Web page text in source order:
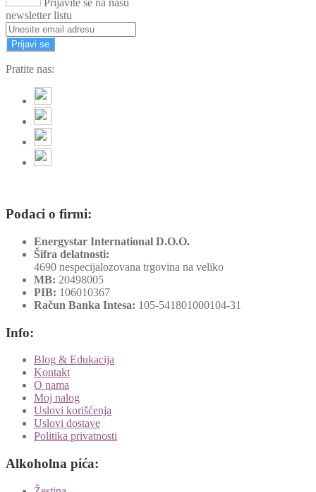
Prijavite se na našu
newsletter listu
Prijavi se
Pratite nas:
Podaci o firmi:
Energystar International D.O.O.
Šifra delatnosti:
4690 nespecijalozovana trgovina na veliko
MB: 20498005
PIB: 106010367
Račun Banka Intesa: 105-541801000104-31
Info:
Blog & Edukacija
Kontakt
O nama
Moj nalog
Uslovi korišćenja
Uslovi dostave
Politika privatnosti
Alkoholna pića: